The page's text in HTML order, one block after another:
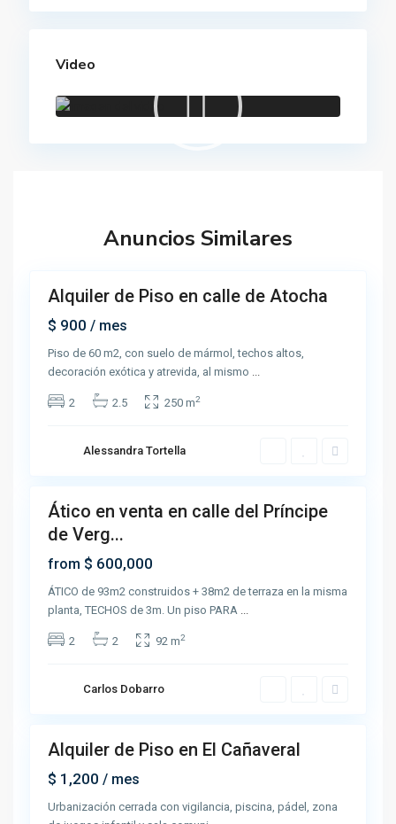
Video
Anuncios Similares
Alquiler de Piso en calle de Atocha
$ 900/ mes
Piso de 60 m2, con suelo de mármol, techos altos,
decoración exótica y atrevida, al mismo
2 2.5 250 m2
Alessandra Tortella
Ático en venta en calle del Príncipe
de Verg...
from $ 600,000
ÁTICO de 93m2 construidos + 38m2 de terraza en la misma
planta, TECHOS de 3m. Un piso PARA
2 2 92 m2
Carlos Dobarro
Alquiler de Piso en El Cañaveral
$ 1,200/ mes
Urbanización cerrada con vigilancia, piscina, pádel, zona